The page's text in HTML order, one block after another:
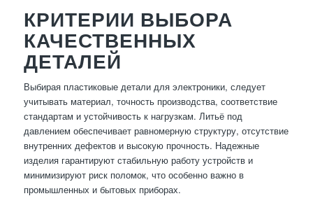
КРИТЕРИИ ВЫБОРА
КАЧЕСТВЕННЫХ
ДЕТАЛЕЙ
Выбирая пластиковые детали для электроники, следует
учитывать материал, точность производства, соответствие
стандартам и устойчивость к нагрузкам. Литьё под
давлением обеспечивает равномерную структуру, отсутствие
внутренних дефектов и высокую прочность. Надежные
изделия гарантируют стабильную работу устройств и
минимизируют риск поломок, что особенно важно в
промышленных и бытовых приборах.